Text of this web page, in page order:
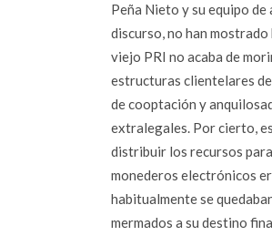
Peña Nieto y su equipo de
discurso, no han mostrado
viejo PRI no acaba de
estructuras clientelares
de cooptación y
extralegales. Por cierto,
distribuir los recursos
monederos electrónicos
habitualmente se
mermados a su destino